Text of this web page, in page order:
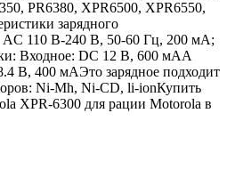
PR6380, XPR6500, XPR6550,
зарядного
AC 110 В-240 В, 50-60 Гц, 200 мА;
Входное: DC 12 В, 600 мАА
В, 400 мАЭто зарядное подходит
Ni-Mh, Ni-CD, li-ionКупить
XPR-6300 для рации Motorola в